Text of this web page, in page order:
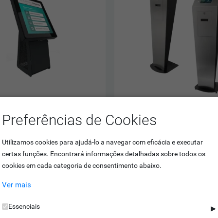
Dispensadores de Senhas
DE SENHAS JADE | TOUCH 10"
interior
outros equipamentos
Quiosques Dispensadores de
DISPENSADOR DE SENHAS QTICKET
Atendimento simplificado
Indicado para uso em interior
Preferências de Cookies
Utilizamos cookies para ajudá-lo a navegar com eficácia e executar
certas funções. Encontrará informações detalhadas sobre todos os
cookies em cada categoria de consentimento abaixo.
Ver mais
Essenciais ▶